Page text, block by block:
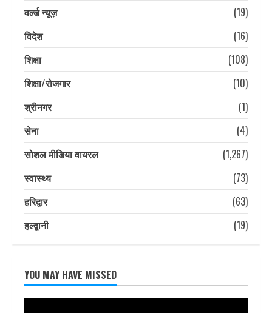
वर्ल्ड न्यूज़
(19)
विदेश
(16)
शिक्षा
(108)
शिक्षा/रोजगार
(10)
श्रीनगर
(1)
सेना
(4)
सोशल मीडिया वायरल
(1,267)
स्वास्थ्य
(73)
हरिद्वार
(63)
हल्द्वानी
(19)
YOU MAY HAVE MISSED